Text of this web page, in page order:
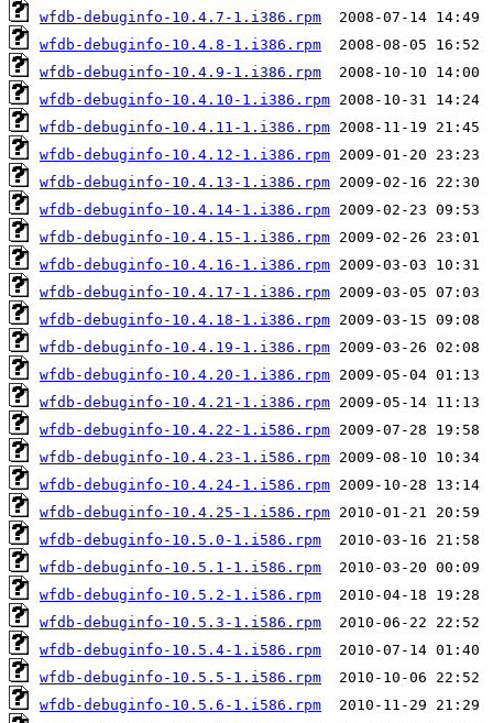
wfdb-debuginfo-10.4.7-1.i386.rpm
wfdb-debuginfo-10.4.8-1.i386.rpm
wfdb-debuginfo-10.4.9-1.i386.rpm
wfdb-debuginfo-10.4.10-1.i386.rpm
wfdb-debuginfo-10.4.11-1.i386.rpm
wfdb-debuginfo-10.4.12-1.i386.rpm
wfdb-debuginfo-10.4.13-1.i386.rpm
wfdb-debuginfo-10.4.14-1.i386.rpm
wfdb-debuginfo-10.4.15-1.i386.rpm
wfdb-debuginfo-10.4.16-1.i386.rpm
wfdb-debuginfo-10.4.17-1.i386.rpm
wfdb-debuginfo-10.4.18-1.i386.rpm
wfdb-debuginfo-10.4.19-1.i386.rpm
wfdb-debuginfo-10.4.20-1.i386.rpm
wfdb-debuginfo-10.4.21-1.i386.rpm
wfdb-debuginfo-10.4.22-1.i586.rpm
wfdb-debuginfo-10.4.23-1.i586.rpm
wfdb-debuginfo-10.4.24-1.i586.rpm
wfdb-debuginfo-10.4.25-1.i586.rpm
wfdb-debuginfo-10.5.0-1.i586.rpm
wfdb-debuginfo-10.5.1-1.i586.rpm
wfdb-debuginfo-10.5.2-1.i586.rpm
wfdb-debuginfo-10.5.3-1.i586.rpm
wfdb-debuginfo-10.5.4-1.i586.rpm
wfdb-debuginfo-10.5.5-1.i586.rpm
wfdb-debuginfo-10.5.6-1.i586.rpm